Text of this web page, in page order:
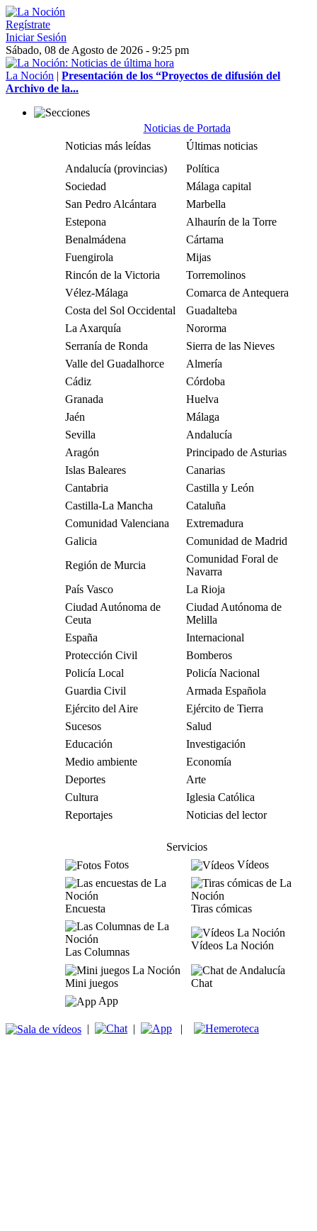
Regístrate
Iniciar Sesión
Sábado, 08 de Agosto de 2026 - 9:25 pm
La Noción | Presentación de los “Proyectos de difusión del
Archivo de la...
Noticias de Portada
Noticias más leídas
Últimas noticias
Andalucía (provincias)
Política
Sociedad
Málaga capital
San Pedro Alcántara
Marbella
Estepona
Alhaurín de la Torre
Benalmádena
Cártama
Fuengirola
Mijas
Rincón de la Victoria
Torremolinos
Vélez-Málaga
Comarca de Antequera
Costa del Sol Occidental
Guadalteba
La Axarquía
Nororma
Serranía de Ronda
Sierra de las Nieves
Valle del Guadalhorce
Almería
Cádiz
Córdoba
Granada
Huelva
Jaén
Málaga
Sevilla
Andalucía
Aragón
Principado de Asturias
Islas Baleares
Canarias
Cantabria
Castilla y León
Castilla-La Mancha
Cataluña
Comunidad Valenciana
Extremadura
Galicia
Comunidad de Madrid
Región de Murcia
Comunidad Foral de
Navarra
País Vasco
La Rioja
Ciudad Autónoma de
Ceuta
Ciudad Autónoma de
Melilla
España
Internacional
Protección Civil
Bomberos
Policía Local
Policía Nacional
Guardia Civil
Armada Española
Ejército del Aire
Ejército de Tierra
Sucesos
Salud
Educación
Investigación
Medio ambiente
Economía
Deportes
Arte
Cultura
Iglesia Católica
Reportajes
Noticias del lector
Servicios
Fotos
Vídeos
Encuesta Tiras cómicas
Las Columnas
Vídeos La Noción
Mini juegos
Chat
App
| | |